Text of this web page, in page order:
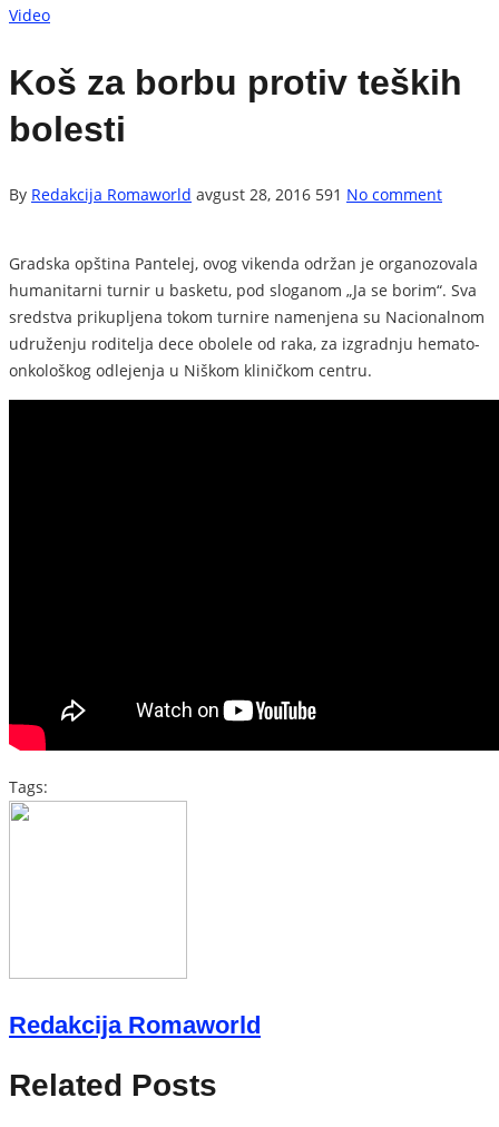
Video
Koš za borbu protiv teških
bolesti
By Redakcija Romaworld avgust 28, 2016 591 No comment
Gradska opština Pantelej, ovog vikenda održan je organozovala
humanitarni turnir u basketu, pod sloganom „Ja se borim“. Sva
sredstva prikupljena tokom turnire namenjena su Nacionalnom
udruženju roditelja dece obolele od raka, za izgradnju hemato-
onkološkog odlejenja u Niškom kliničkom centru.
Tags:
Redakcija Romaworld
Related Posts